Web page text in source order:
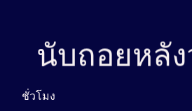
นับถอยหลั
ชั่วโมง